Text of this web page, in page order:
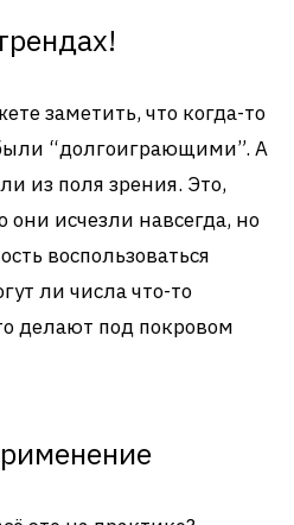
заметить, что когда-то
“долгоиграющими”. А
из поля зрения. Это,
они исчезли навсегда, но
воспользоваться
ли числа что-то
делают под покровом